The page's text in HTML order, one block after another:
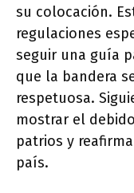
su colocación.
regulaciones
seguir una guía
que la bandera
respetuosa.
mostrar el
patrios y
país.